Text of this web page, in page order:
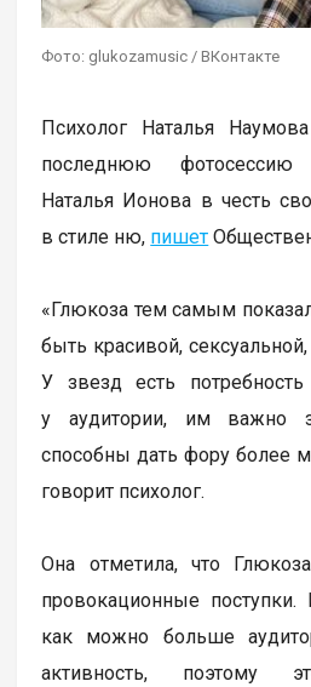
Фото: glukozamusic / ВКонтакте
Психолог Наталья
последнюю
Наталья Ионова в честь
в стиле ню, пишет
«Глюкоза тем самым
быть красивой,
У звезд есть потребность
у аудитории, им важно
способны дать фору более
говорит психолог.
Она отметила, что
провокационные
как можно больше
активность, поэтому